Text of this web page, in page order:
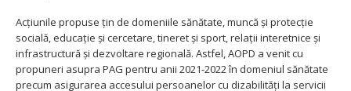
Acțiunile propuse țin de domeniile sănătate, muncă și protecție
socială, educație și cercetare, tineret și sport, relații interetnice și
infrastructură și dezvoltare regională. Astfel, AOPD a venit cu
propuneri asupra PAG pentru anii 2021-2022 în domeniul sănătate
precum asigurarea accesului persoanelor cu dizabilități la servicii